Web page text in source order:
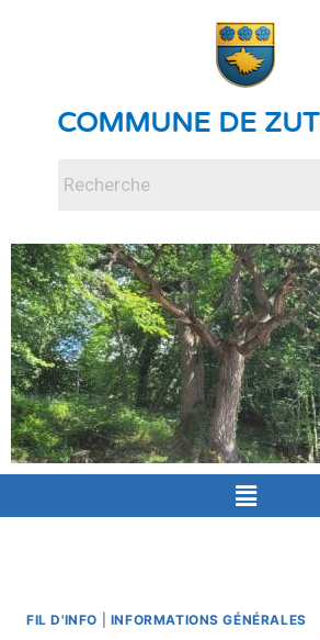
COMMUNE DE
FIL D'INFO INFORMATIONS GÉNÉRALES